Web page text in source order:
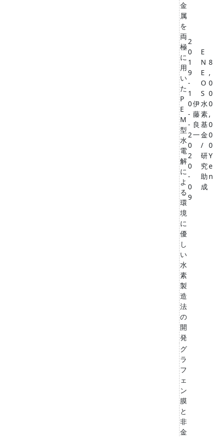
金
属
を
両
極
に
用
い
た
P
E
M
型
水
電
解
に
よ
る
環
境
に
優
し
い
水
素
製
造
法
の
開
発
2
0
1
9
-
1
0
-
-
2
0
2
0
-
0
9
伊
藤
良
一
E
N
E
O
S
水
素
基
金
/
研
究
助
成
8
,
0
0
0
,
0
0
0
Y
e
n
グ
ラ
フ
ェ
ン
膜
と
非
金